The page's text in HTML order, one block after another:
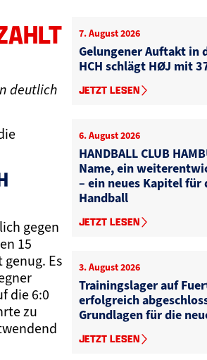
deutlich
gegen
15
Es
die 6:0
zu
7. August 2026
Gelungener Auftakt in
HCH schlägt HØJ mit
JETZT LESEN
6. August 2026
HANDBALL CLUB
Name, ein
– ein neues Kapitel für
Handball
JETZT LESEN
3. August 2026
Trainingslager auf
erfolgreich
Grundlagen für die
JETZT LESEN